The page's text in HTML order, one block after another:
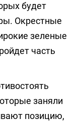
будет
Окрестные
зеленые
часть
заняли
позицию,